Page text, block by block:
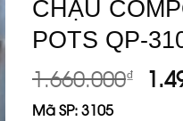
CHẬU
POTS QP-
1.660.000₫
Mã SP:3105